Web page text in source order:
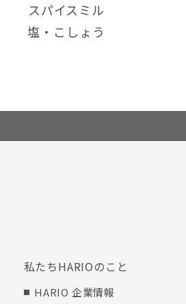
スパイスミル
塩・こしょう
私たちHARIOのこと
HARIO 企業情報